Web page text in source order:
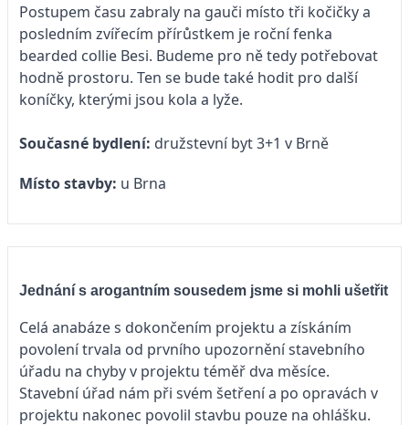
Postupem času zabraly na gauči místo tři kočičky a
posledním zvířecím přírůstkem je roční fenka
bearded collie Besi. Budeme pro ně tedy potřebovat
hodně prostoru. Ten se bude také hodit pro další
koníčky, kterými jsou kola a lyže.
Současné bydlení: družstevní byt 3+1 v Brně
Místo stavby: u Brna
Jednání s arogantním sousedem jsme si mohli ušetřit
Celá anabáze s dokončením projektu a získáním
povolení trvala od prvního upozornění stavebního
úřadu na chyby v projektu téměř dva měsíce.
Stavební úřad nám při svém šetření a po opravách v
projektu nakonec povolil stavbu pouze na ohlášku.